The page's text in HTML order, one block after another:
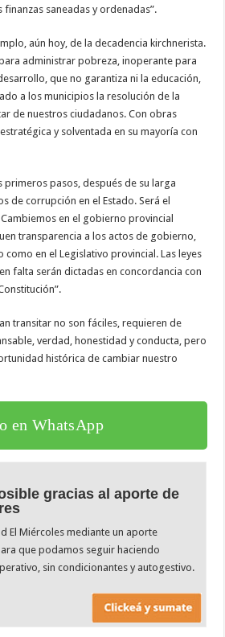
finanzas saneadas y ordenadas”.
aún hoy, de la decadencia kirchnerista.
administrar pobreza, inoperante para
que no garantiza ni la educación,
a los municipios la resolución de la
de nuestros ciudadanos. Con obras
y solventada en su mayoría con
primeros pasos, después de su larga
de corrupción en el Estado. Será el
en el gobierno provincial
transparencia a los actos de gobierno,
como en el Legislativo provincial. Las leyes
falta serán dictadas en concordancia con
transitar no son fáciles, requieren de
verdad, honestidad y conducta, pero
histórica de cambiar nuestro
en WhatsApp
gracias al aporte de
El Miércoles mediante un aporte
que podamos seguir haciendo
sin condicionantes y autogestivo.